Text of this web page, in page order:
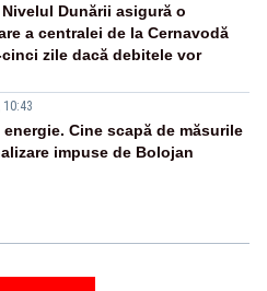
Dunării asigură o
a centralei de la Cernavodă
zile dacă debitele vor
energie. Cine scapă de măsurile
impuse de Bolojan